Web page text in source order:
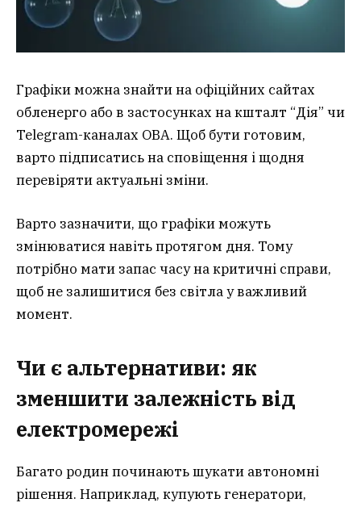
Графіки можна знайти на офіційних сайтах
обленерго або в застосунках на кшталт “Дія” чи
Telegram-каналах ОВА. Щоб бути готовим,
варто підписатись на сповіщення і щодня
перевіряти актуальні зміни.
Варто зазначити, що графіки можуть
змінюватися навіть протягом дня. Тому
потрібно мати запас часу на критичні справи,
щоб не залишитися без світла у важливий
момент.
Чи є альтернативи: як
зменшити залежність від
електромережі
Багато родин починають шукати автономні
рішення. Наприклад, купують генератори,